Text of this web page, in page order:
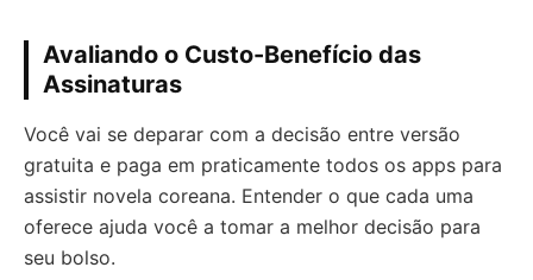
Avaliando o Custo-Benefício das
Assinaturas
Você vai se deparar com a decisão entre versão
gratuita e paga em praticamente todos os apps para
assistir novela coreana. Entender o que cada uma
oferece ajuda você a tomar a melhor decisão para
seu bolso.